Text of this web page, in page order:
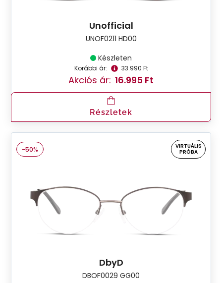
Unofficial
UNOF0211 HD00
Készleten
Korábbi ár: 33.990 Ft
Akciós ár: 16.995 Ft
Részletek
-50%
VIRTUÁLIS
PRÓBA
DbyD
DBOF0029 GG00